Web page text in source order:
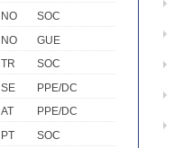
NO
SOC
NO
GUE
TR
SOC
SE
PPE/DC
AT
PPE/DC
PT
SOC